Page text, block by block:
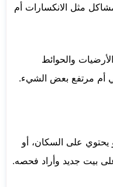
مثل الانكسارات أم
والحوائط
أم مرتفع بعض الشيء.
على السكان، أو
بيت جديد وأراد فحصه.